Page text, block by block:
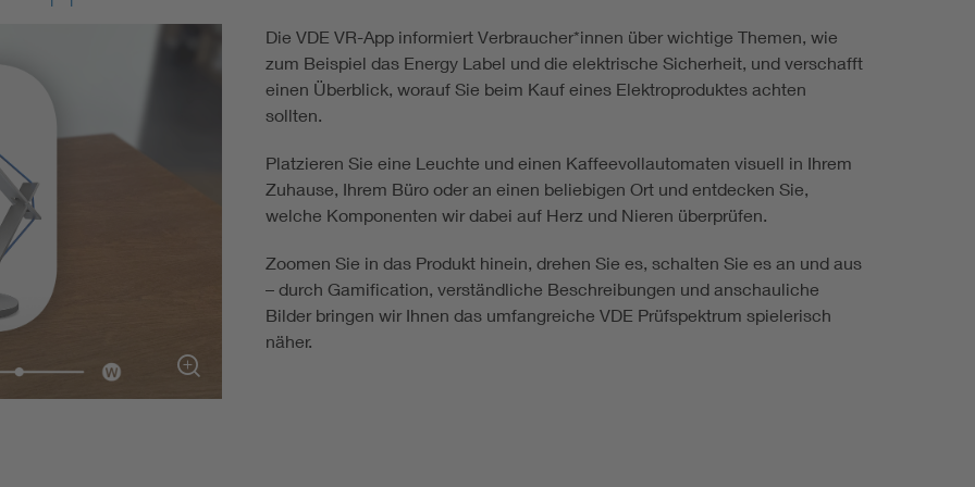
Die VDE VR-App informiert Verbraucher*innen über wichtige Themen, wie
zum Beispiel das Energy Label und die elektrische Sicherheit, und verschafft
einen Überblick, worauf Sie beim Kauf eines Elektroproduktes achten
sollten.
Platzieren Sie eine Leuchte und einen Kaffeevollautomaten visuell in Ihrem
Zuhause, Ihrem Büro oder an einen beliebigen Ort und entdecken Sie,
welche Komponenten wir dabei auf Herz und Nieren überprüfen.
Zoomen Sie in das Produkt hinein, drehen Sie es, schalten Sie es an und aus
– durch Gamification, verständliche Beschreibungen und anschauliche
Bilder bringen wir Ihnen das umfangreiche VDE Prüfspektrum spielerisch
näher.